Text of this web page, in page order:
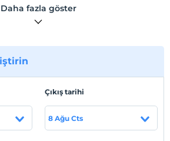
keyfini deneyimleyebilirsiniz.
dedirtmeyi çok seviyoruz.
merkeze yürüyerek 5 dakika
keyfini deneyimleyebilirsiniz.
Daha fazla göster
Çıkış tarihi
8 Ağu Cts